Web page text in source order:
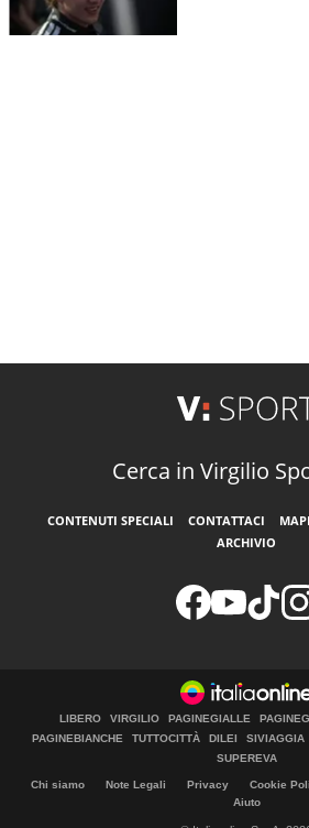
Cerca in Virgilio
CONTENUTI SPECIALI CONTATTACI
ARCHIVIO
LIBERO VIRGILIO PAGINEGIALLE
PAGINEBIANCHE
TUTTOCITTÀ DILEI SIVIAGGIA
SUPEREVA
Chi siamo Note Legali Privacy Cookie
Aiuto